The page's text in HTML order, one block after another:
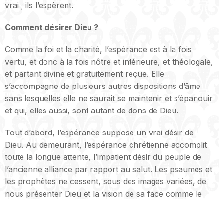
vrai ; ils l’espèrent.
Comment désirer Dieu ?
Comme la foi et la charité, l’espérance est à la fois
vertu, et donc à la fois nôtre et intérieure, et théologale,
et partant divine et gratuitement reçue. Elle
s’accompagne de plusieurs autres dispositions d’âme
sans lesquelles elle ne saurait se maintenir et s’épanouir
et qui, elles aussi, sont autant de dons de Dieu.
Tout d’abord, l’espérance suppose un vrai désir de
Dieu. Au demeurant, l’espérance chrétienne accomplit
toute la longue attente, l’impatient désir du peuple de
l’ancienne alliance par rapport au salut. Les psaumes et
les prophètes ne cessent, sous des images variées, de
nous présenter Dieu et la vision de sa face comme le